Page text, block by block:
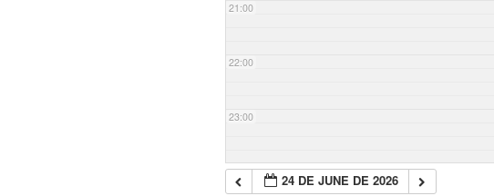
21:00
22:00
23:00
24 DE JUNE DE 2026